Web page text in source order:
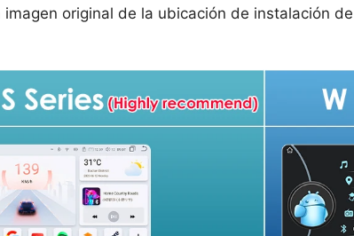
original de la ubicación de instalación